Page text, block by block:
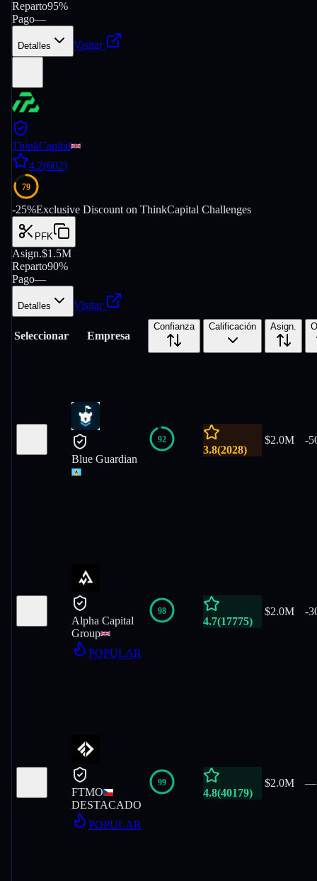
Reparto95%
Pago—
Detalles Visitar
ThinkCapital
4.2(602)
79
-25%Exclusive Discount on ThinkCapital Challenges
PFK
Asign.$1.5M
Reparto90%
Pago—
Detalles Visitar
Seleccionar Empresa
Confianza Calificación Asign.
Blue Guardian
92
3.8(2028)
$2.0M -
Alpha Capital
Group
POPULAR
98
4.7(17775)
$2.0M -
FTMO
DESTACADO
POPULAR
99
4.8(40179)
$2.0M —